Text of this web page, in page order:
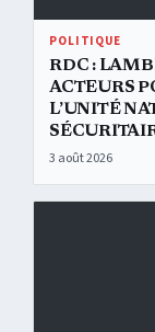
POLITIQUE
RDC :
ACTEURS
L’UNITÉ
3 août 2026